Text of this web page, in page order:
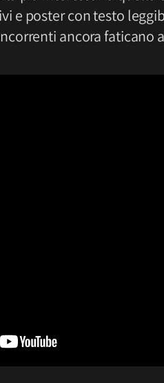
e poster con testo
ancora faticano